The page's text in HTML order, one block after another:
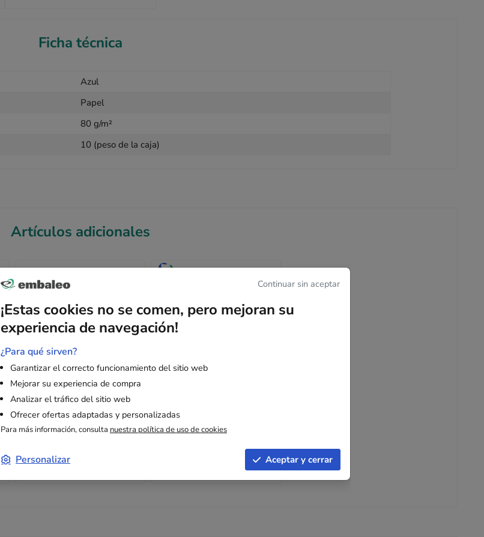
Ficha técnica
Azul
Papel
80 g/m²
10 (peso de la caja)
Artículos adicionales
Precintadora para
5,85 €
sin IVA
por unidad
Continuar sin aceptar
¡Estas cookies no se comen, pero mejoran su
experiencia de navegación!
¿Para qué sirven?
Garantizar el correcto funcionamiento del sitio web
Mejorar su experiencia de compra
Analizar el tráfico del sitio web
Ofrecer ofertas adaptadas y personalizadas
Para más información, consulta nuestra política de uso de cookies
Personalizar Aceptar y cerrar